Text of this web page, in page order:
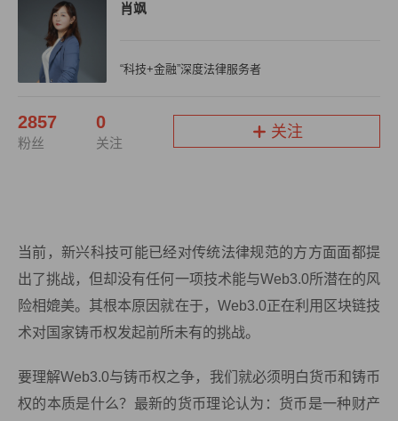
肖飒
“科技+金融”深度法律服务者
2857
粉丝
0
关注
关注
当前，新兴科技可能已经对传统法律规范的方方面面都提
出了挑战，但却没有任何一项技术能与Web3.0所潜在的风
险相媲美。其根本原因就在于，Web3.0正在利用区块链技
术对国家铸币权发起前所未有的挑战。
要理解Web3.0与铸币权之争，我们就必须明白货币和铸币
权的本质是什么？最新的货币理论认为：货币是一种财产